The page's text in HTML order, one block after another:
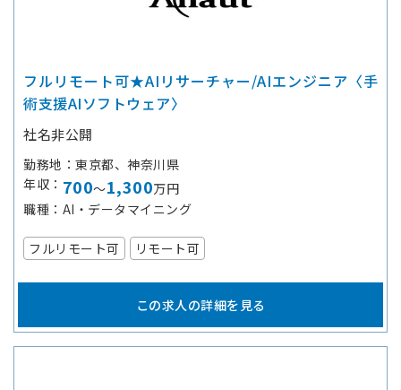
フルリモート可★AIリサーチャー/AIエンジニア〈手
術支援AIソフトウェア〉
社名非公開
勤務地
東京都、神奈川県
年収
700～1,300万円
職種
AI・データマイニング
フルリモート可 リモート可
この求人の詳細を見る